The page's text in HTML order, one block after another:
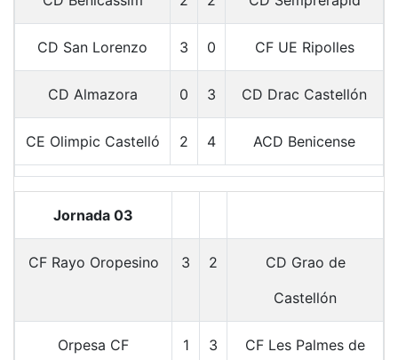
CD San Lorenzo 3 0 CF UE Ripolles
CD Almazora 0 3 CD Drac Castellón
CE Olimpic Castelló 2 4 ACD Benicense
Jornada 03
CF Rayo Oropesino 3 2
CD Grao de
Castellón
Orpesa CF 1 3
CF Les Palmes de